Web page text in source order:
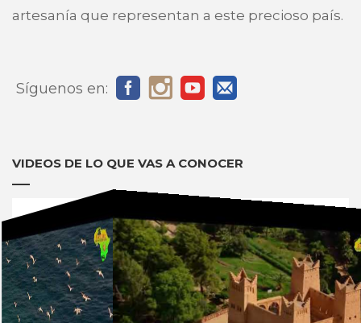
artesanía que representan a este precioso país.
Síguenos en:
VIDEOS DE LO QUE VAS A CONOCER